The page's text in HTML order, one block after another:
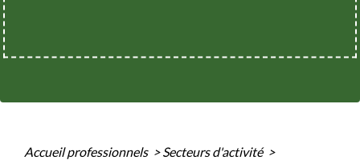
Accueil professionnels > Secteurs d'activité >